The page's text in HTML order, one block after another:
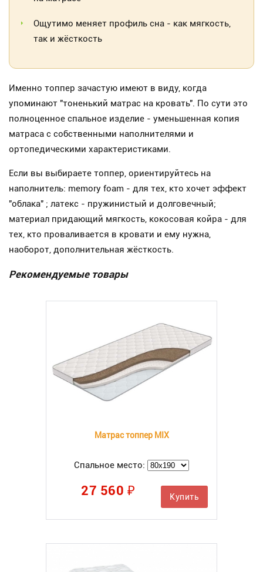
Ощутимо меняет профиль сна - как мягкость,
так и жёсткость
Именно топпер зачастую имеют в виду, когда
упоминают "тоненький матрас на кровать". По сути это
полноценное спальное изделие - уменьшенная копия
матраса с собственными наполнителями и
ортопедическими характеристиками.
Если вы выбираете топпер, ориентируйтесь на
наполнитель: memory foam - для тех, кто хочет эффект
"облака" ; латекс - пружинистый и долговечный;
материал придающий мягкость, кокосовая койра - для
тех, кто проваливается в кровати и ему нужна,
наоборот, дополнительная жёсткость.
Рекомендуемые товары
Матрас топпер MIX
Спальное место:
27 560 ₽ Купить